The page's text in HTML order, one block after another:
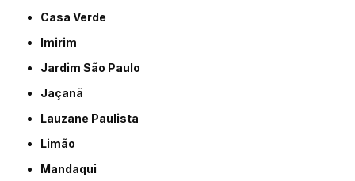
Casa Verde
Imirim
Jardim São Paulo
Jaçanã
Lauzane Paulista
Limão
Mandaqui